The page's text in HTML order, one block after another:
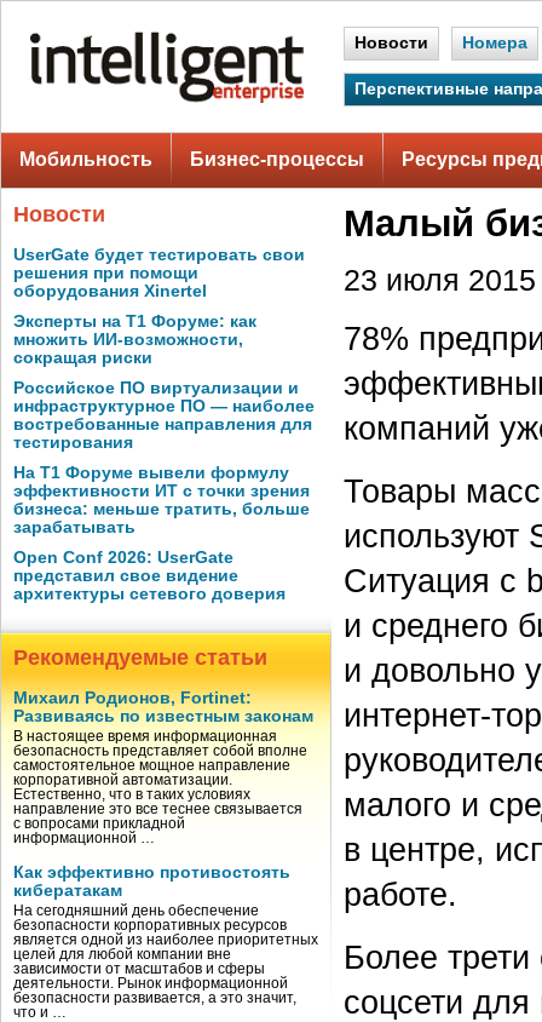
Новости Номера
Перспективные
Мобильность Бизнес-процессы Ресурсы
Новости
UserGate будет тестировать свои
решения при помощи
оборудования Xinertel
Эксперты на Т1 Форуме: как
множить ИИ-возможности,
сокращая риски
Российское ПО виртуализации и
инфраструктурное ПО — наиболее
востребованные направления для
тестирования
На Т1 Форуме вывели формулу
эффективности ИТ с точки зрения
бизнеса: меньше тратить, больше
зарабатывать
Open Conf 2026: UserGate
представил свое видение
архитектуры сетевого доверия
Рекомендуемые статьи
Михаил Родионов, Fortinet:
Развиваясь по известным законам
В настоящее время информационная
безопасность представляет собой вполне
самостоятельное мощное направление
корпоративной автоматизации.
Естественно, что в таких условиях
направление это все теснее связывается
с вопросами прикладной
информационной …
Как эффективно противостоять
кибератакам
На сегодняшний день обеспечение
безопасности корпоративных ресурсов
является одной из наиболее приоритетных
целей для любой компании вне
зависимости от масштабов и сферы
деятельности. Рынок информационной
безопасности развивается, а это значит,
что и …
Малый
23 июля 2015
78%
компаний
Товары
используют
Ситуация с
и среднего
и довольно
интернет-
малого и
в центре,
работе.
Более
соцсети